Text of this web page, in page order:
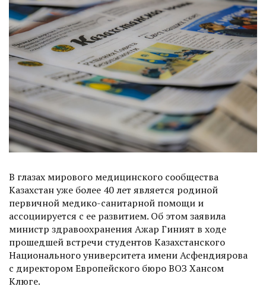
В глазах мирового медицинского сообщества
Казахстан уже более 40 лет является родиной
первичной медико-санитарной помощи и
ассоциируется с ее развитием. Об этом заявила
министр здравоохранения Ажар Гиният в ходе
прошедшей встречи студентов Казахстанского
Национального университета имени Асфендиярова
с директором Европейского бюро ВОЗ Хансом
Клюге.